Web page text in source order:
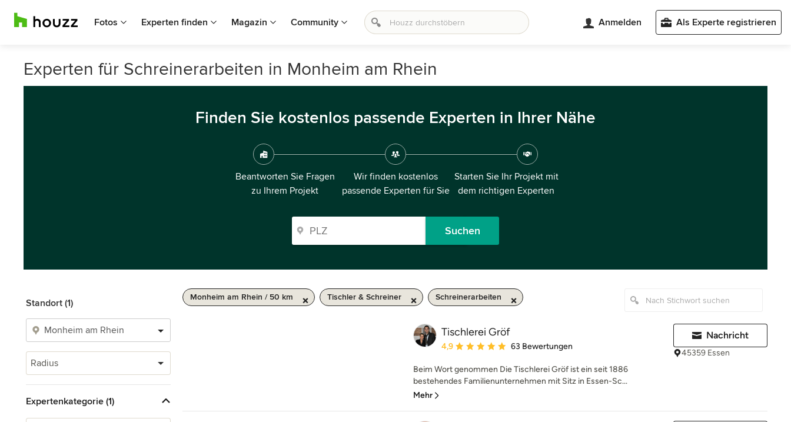
Fotos Experten finden Magazin Community Anmelden Als Experte registrieren
Experten für Schreinerarbeiten in Monheim am Rhein
Finden Sie kostenlos passende Experten in Ihrer Nähe
Beantworten Sie Fragen
zu Ihrem Projekt
Wir finden kostenlos
passende Experten für Sie
Starten Sie Ihr Projekt mit
dem richtigen Experten
Suchen
Standort (1)
Radius
Expertenkategorie (1)
Monheim am Rhein / 50 km Tischler & Schreiner Schreinerarbeiten
Tischlerei Gröf
Durchschnittliche Bewertung: 4.9 von 5 Sternen
4,9 63 Bewertungen
Beim Wort genommen Die Tischlerei Gröf ist ein seit 1886
bestehendes Familienunternehmen mit Sitz in Essen-Sc...
Mehr
Nachricht
45359 Essen